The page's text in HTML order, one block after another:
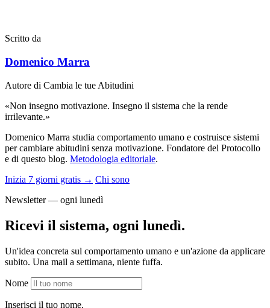
Scritto da
Domenico Marra
Autore di Cambia le tue Abitudini
«Non insegno motivazione. Insegno il sistema che la rende
irrilevante.»
Domenico Marra studia comportamento umano e costruisce sistemi
per cambiare abitudini senza motivazione. Fondatore del Protocollo
e di questo blog. Metodologia editoriale.
Inizia 7 giorni gratis → Chi sono
Newsletter — ogni lunedì
Ricevi il sistema, ogni lunedì.
Un'idea concreta sul comportamento umano e un'azione da applicare
subito. Una mail a settimana, niente fuffa.
Nome
Inserisci il tuo nome.